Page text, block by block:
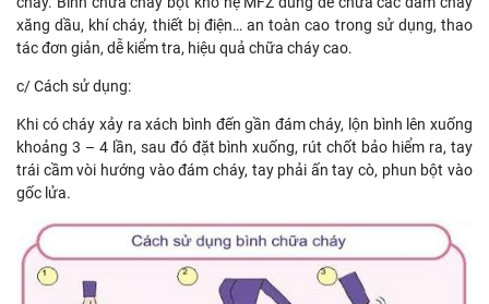
xăng dầu, khí cháy, thiết bị điện… an toàn cao trong sử dụng, thao
tác đơn giản, dễ kiểm tra, hiệu quả chữa cháy cao.
c/ Cách sử dụng:
Khi có cháy xảy ra xách bình đến gần đám cháy, lộn bình lên xuống
khoảng 3 – 4 lần, sau đó đặt bình xuống, rút chốt bảo hiểm ra, tay
trái cầm vòi hướng vào đám cháy, tay phải ấn tay cò, phun bột vào
gốc lửa.